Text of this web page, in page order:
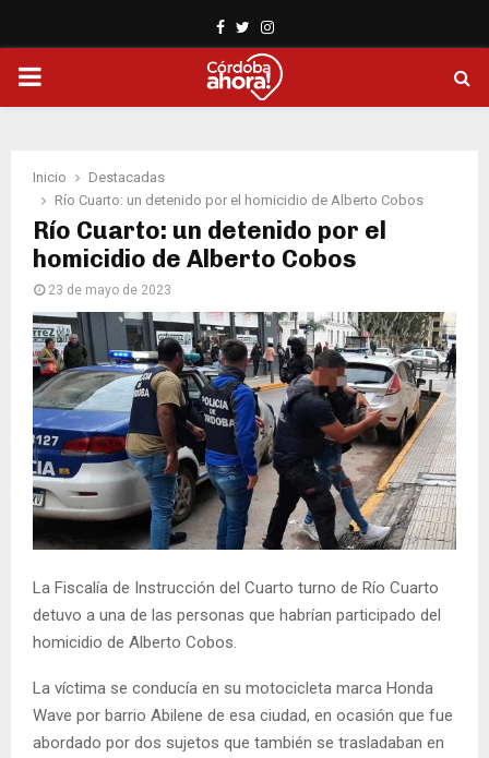
Facebook
TwitterInstagram
PRIMARY
Inicio
Destacadas
Río Cuarto: un detenido por el homicidio de Alberto Cobos
Río Cuarto: un detenido por el
homicidio de Alberto Cobos
23 de mayo de 2023
La Fiscalía de Instrucción del Cuarto turno de Río Cuarto
detuvo a una de las personas que habrían participado del
homicidio de Alberto Cobos.
La víctima se conducía en su motocicleta marca Honda
Wave por barrio Abilene de esa ciudad, en ocasión que fue
abordado por dos sujetos que también se trasladaban en